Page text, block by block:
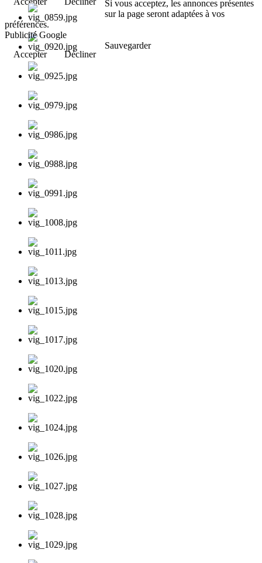
Si vous acceptez, les annonces présentes
sur la page seront adaptées à vos
préférences.
Publicité Google
Accepter
Décliner
Sauvegarder